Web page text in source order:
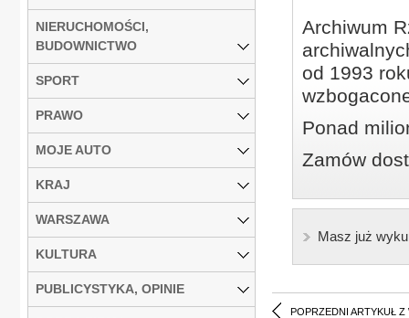
Archiwum
od 1993
Ponad
Zamów
Masz już
POPRZEDNI ARTYKUŁ Z
NIERUCHOMOŚCI,
BUDOWNICTWO
SPORT
PRAWO
MOJE AUTO
KRAJ
WARSZAWA
KULTURA
PUBLICYSTYKA, OPINIE